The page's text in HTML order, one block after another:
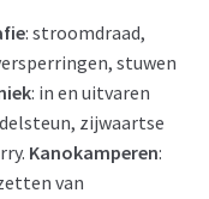
: stroomdraad,
stuwen
: in en uitvaren
zijwaartse
Kanokamperen:
van